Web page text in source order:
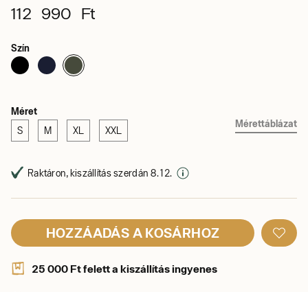
112 990 Ft
Szín
Méret
S M XL XXL
Mérettáblázat
Raktáron, kiszállítás szerdán 8. 12.
HOZZÁADÁS A KOSÁRHOZ
25 000 Ft felett a kiszállítás ingyenes